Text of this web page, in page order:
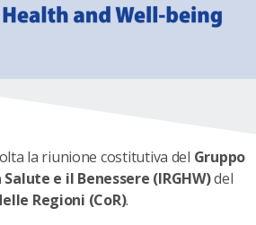
la riunione costitutiva del Gruppo
e il Benessere (IRGHW)del
Regioni (CoR).